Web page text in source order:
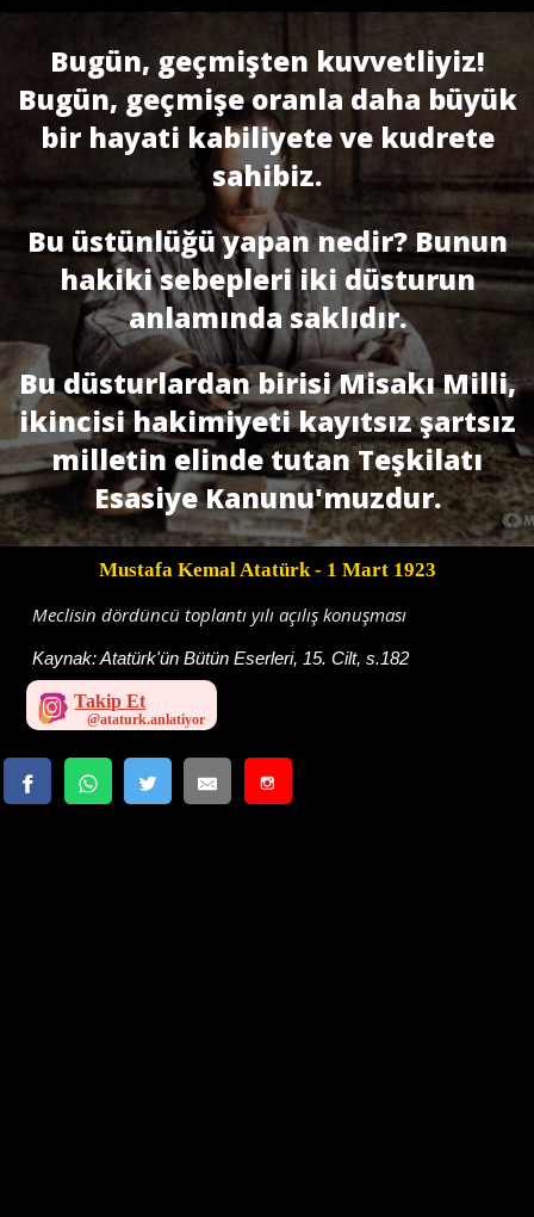
Bugün, geçmişten kuvvetliyiz!
Bugün, geçmişe oranla daha büyük
bir hayati kabiliyete ve kudrete
sahibiz.
Bu üstünlüğü yapan nedir? Bunun
hakiki sebepleri iki düsturun
anlamında saklıdır.
Bu düsturlardan birisi Misakı Milli,
ikincisi hakimiyeti kayıtsız şartsız
milletin elinde tutan Teşkilatı
Esasiye Kanunu'muzdur.
Mustafa Kemal Atatürk- 1 Mart 1923
Meclisin dördüncü toplantı yılı açılış konuşması
Kaynak:Atatürk'ün Bütün Eserleri, 15. Cilt, s.182
Takip Et